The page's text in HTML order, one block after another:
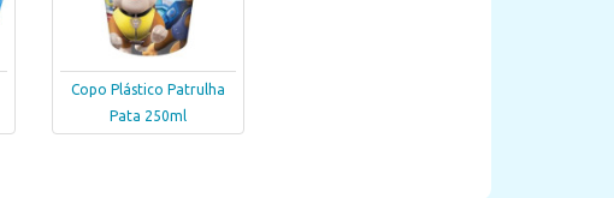
Copo Plástico Patrulha
Pata 250ml